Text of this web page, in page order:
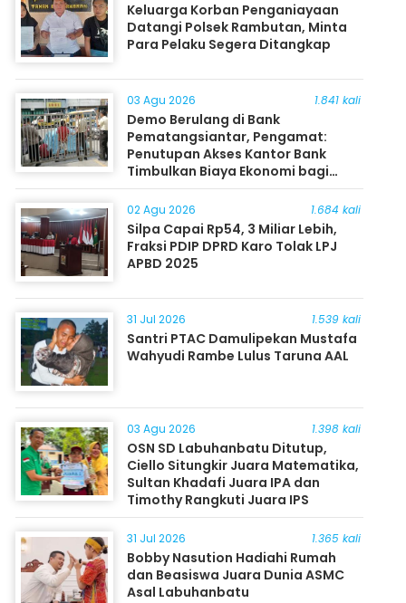
Keluarga Korban Penganiayaan
Datangi Polsek Rambutan, Minta
Para Pelaku Segera Ditangkap
03 Agu 2026 1.841 kali
Demo Berulang di Bank
Pematangsiantar, Pengamat:
Penutupan Akses Kantor Bank
Timbulkan Biaya Ekonomi bagi
Masyarakat
02 Agu 2026 1.684 kali
Silpa Capai Rp54, 3 Miliar Lebih,
Fraksi PDIP DPRD Karo Tolak LPJ
APBD 2025
31 Jul 2026 1.539 kali
Santri PTAC Damulipekan Mustafa
Wahyudi Rambe Lulus Taruna AAL
03 Agu 2026 1.398 kali
OSN SD Labuhanbatu Ditutup,
Ciello Situngkir Juara Matematika,
Sultan Khadafi Juara IPA dan
Timothy Rangkuti Juara IPS
31 Jul 2026 1.365 kali
Bobby Nasution Hadiahi Rumah
dan Beasiswa Juara Dunia ASMC
Asal Labuhanbatu